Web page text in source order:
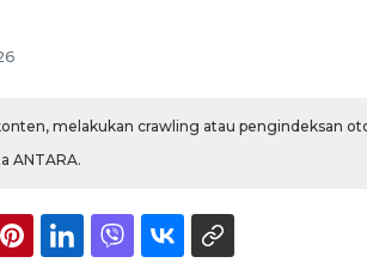
melakukan crawling atau pengindeksan
ANTARA.